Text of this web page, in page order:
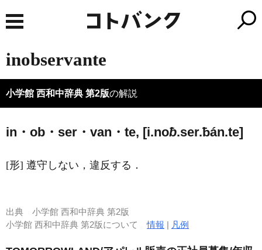
inobservante
小学館 西和中辞典 第2版の解説
in・ob・ser・van・te, [i.noƀ.ser.ƀán.te]
[形] 遵守しない，違反する．
出典 小学館 西和中辞典 第2版
小学館 西和中辞典 第2版について情報 | 凡例